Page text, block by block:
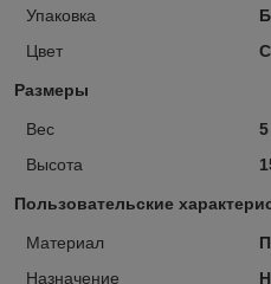
Упаковка
Цвет
Размеры
Вес
5
Высота
Пользовательские
Материал
Назначение